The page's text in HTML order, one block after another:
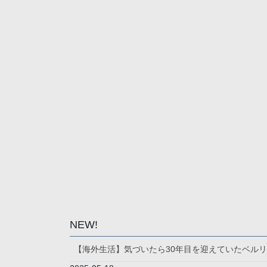
NEW!
【海外生活】気づいたら30年目を迎えていたベル